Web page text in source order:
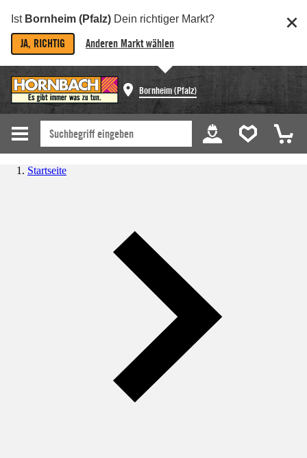
Ist Bornheim (Pfalz) Dein richtiger Markt?
JA, RICHTIG Anderen Markt wählen
Bornheim (Pfalz)
Startseite